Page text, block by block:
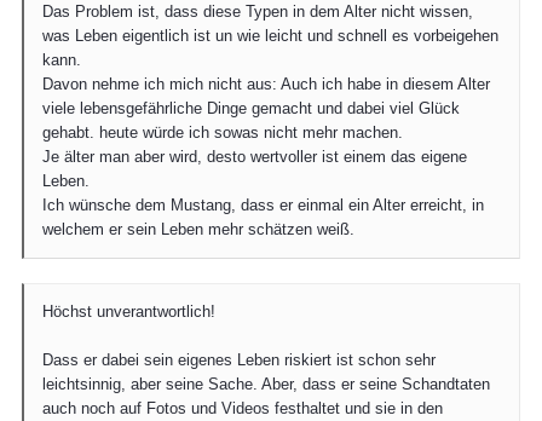
Das Problem ist, dass diese Typen in dem Alter nicht wissen,
was Leben eigentlich ist un wie leicht und schnell es vorbeigehen
kann.
Davon nehme ich mich nicht aus: Auch ich habe in diesem Alter
viele lebensgefährliche Dinge gemacht und dabei viel Glück
gehabt. heute würde ich sowas nicht mehr machen.
Je älter man aber wird, desto wertvoller ist einem das eigene
Leben.
Ich wünsche dem Mustang, dass er einmal ein Alter erreicht, in
welchem er sein Leben mehr schätzen weiß.
Höchst unverantwortlich!
Dass er dabei sein eigenes Leben riskiert ist schon sehr
leichtsinnig, aber seine Sache. Aber, dass er seine Schandtaten
auch noch auf Fotos und Videos festhaltet und sie in den